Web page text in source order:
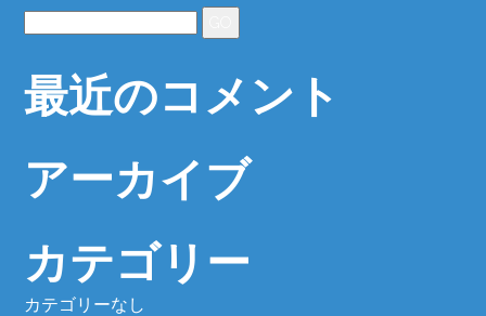
最近のコメント
アーカイブ
カテゴリー
カテゴリーなし